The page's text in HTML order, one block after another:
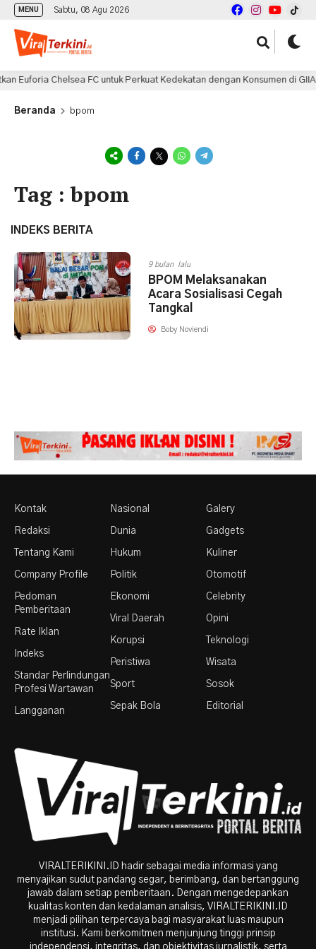
MENU Sabtu, 08 Agu 2026
Euforia Chelsea FC untuk Perkuat Kedekatan dengan Konsumen di GIIAS
Beranda bpom
Tag : bpom
INDEKS BERITA
9 bulan lalu
BPOM Melaksanakan
Acara Sosialisasi Cegah
Tangkal
Boby Noviendi
Kontak
Redaksi
Tentang Kami
Company Profile
Pedoman
Pemberitaan
Rate Iklan
Indeks
Standar Perlindungan
Profesi Wartawan
Langganan
Nasional
Dunia
Hukum
Politik
Ekonomi
Viral Daerah
Korupsi
Peristiwa
Sport
Sepak Bola
Galery
Gadgets
Kuliner
Otomotif
Celebrity
Opini
Teknologi
Wisata
Sosok
Editorial
VIRALTERIKINI.ID hadir sebagai media informasi yang
menyajikan sudut pandang segar, berimbang, dan bertanggung
jawab dalam setiap pemberitaan. Dengan mengedepankan
kualitas konten dan kedalaman analisis, VIRALTERIKINI.ID
menjadi pilihan terpercaya bagi masyarakat luas maupun
institusi. Kami berkomitmen menjunjung tinggi prinsip
independensi, integritas, dan objektivitas jurnalistik, serta